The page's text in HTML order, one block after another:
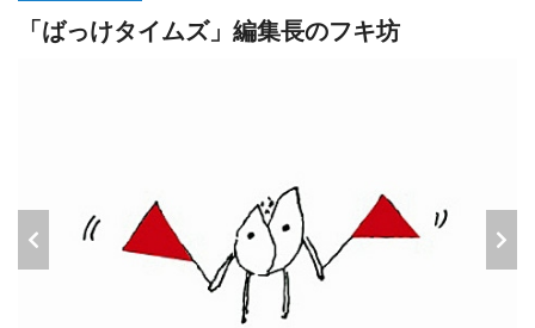
「ばっけタイムズ」編集長のフキ坊